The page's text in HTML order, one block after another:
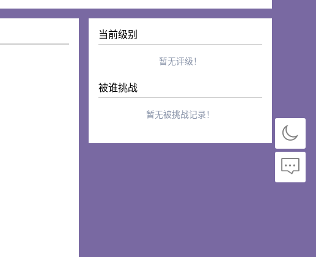
当前级别
暂无评级！
被谁挑战
暂无被挑战记录！